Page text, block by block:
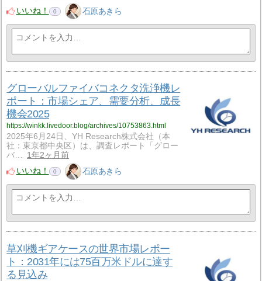
いいね！
0 石原あきら
グローバルファイバコネクタ洗浄機レ
ポート：市場シェア、需要分析、成長
機会2025
https://winkk.livedoor.blog/archives/10753863.html
2025年6月24日、YH Research株式会社（本
社：東京都中央区）は、調査レポート「グロー
バ…
1年2ヶ月前
いいね！
0 石原あきら
草刈機ギアケースの世界市場レポー
ト：2031年には75百万米ドルに達す
る見込み